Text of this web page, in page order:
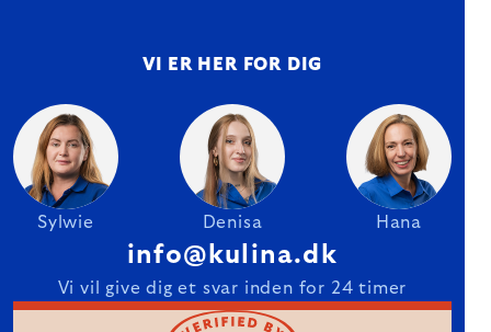
VI ER HER FOR DIG
Sylwie Denisa Hana
info@kulina.dk
Vi vil give dig et svar inden for 24 timer